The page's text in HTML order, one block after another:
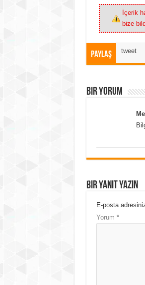
İçerik
bize
Paylaş tweet
Bir Yorum
Bir yanıt yazın
E-posta
Yorum *